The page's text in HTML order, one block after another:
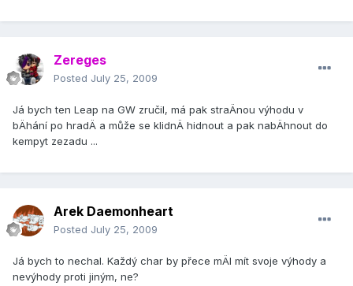
Zereges
Posted July 25, 2009
Já bych ten Leap na GW zručil, má pak straÄnou výhodu v
bÄhání­ po hradÄ a může se klidnÄ hidnout a pak nabÄhnout do
kempyt zezadu ...
Arek Daemonheart
Posted July 25, 2009
Já bych to nechal. Každý char by přece mÄl mí­t svoje výhody a
nevýhody proti jiným, ne?